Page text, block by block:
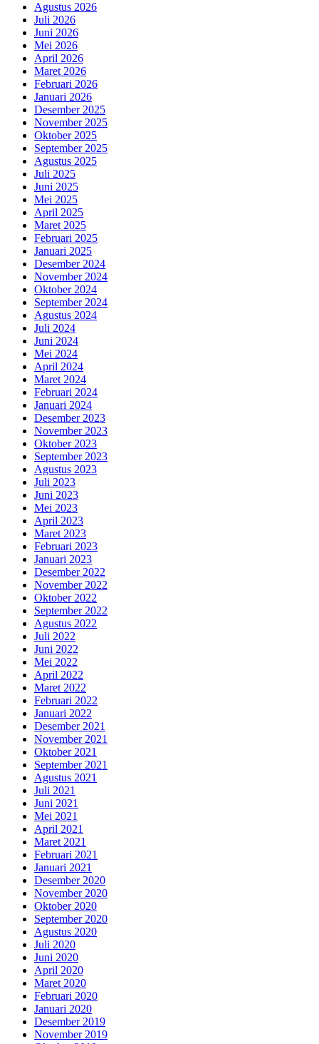
Agustus 2026
Juli 2026
Juni 2026
Mei 2026
April 2026
Maret 2026
Februari 2026
Januari 2026
Desember 2025
November 2025
Oktober 2025
September 2025
Agustus 2025
Juli 2025
Juni 2025
Mei 2025
April 2025
Maret 2025
Februari 2025
Januari 2025
Desember 2024
November 2024
Oktober 2024
September 2024
Agustus 2024
Juli 2024
Juni 2024
Mei 2024
April 2024
Maret 2024
Februari 2024
Januari 2024
Desember 2023
November 2023
Oktober 2023
September 2023
Agustus 2023
Juli 2023
Juni 2023
Mei 2023
April 2023
Maret 2023
Februari 2023
Januari 2023
Desember 2022
November 2022
Oktober 2022
September 2022
Agustus 2022
Juli 2022
Juni 2022
Mei 2022
April 2022
Maret 2022
Februari 2022
Januari 2022
Desember 2021
November 2021
Oktober 2021
September 2021
Agustus 2021
Juli 2021
Juni 2021
Mei 2021
April 2021
Maret 2021
Februari 2021
Januari 2021
Desember 2020
November 2020
Oktober 2020
September 2020
Agustus 2020
Juli 2020
Juni 2020
April 2020
Maret 2020
Februari 2020
Januari 2020
Desember 2019
November 2019